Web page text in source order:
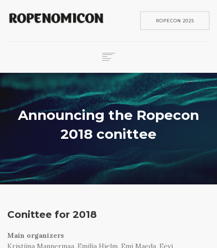
ROPECON 2025
PELIT
IN ENGLISH
Announcing the Ropecon
2018 conittee
Conittee for 2018
Main organizers
Kristiina Mannermaa, Emilia Hjelm, Emi Maeda, Eevi